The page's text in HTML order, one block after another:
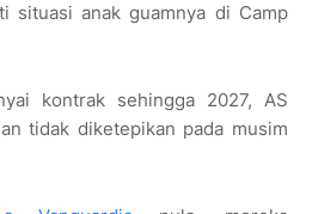
situasi anak guamnya di Camp
kontrak sehingga 2027, AS
tidak diketepikan pada musim